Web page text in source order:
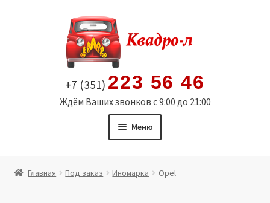
содержимому
+7 (351) 223 56 46
Ждём Ваших звонков с 9:00 до 21:00
Меню
Главная Под заказ Иномарка Opel